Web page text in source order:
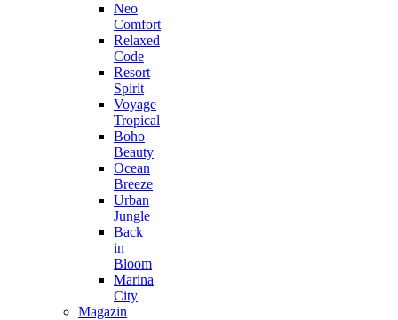
Neo
Comfort
Relaxed
Code
Resort
Spirit
Voyage
Tropical
Boho
Beauty
Ocean
Breeze
Urban
Jungle
Back
in
Bloom
Marina
City
Magazin